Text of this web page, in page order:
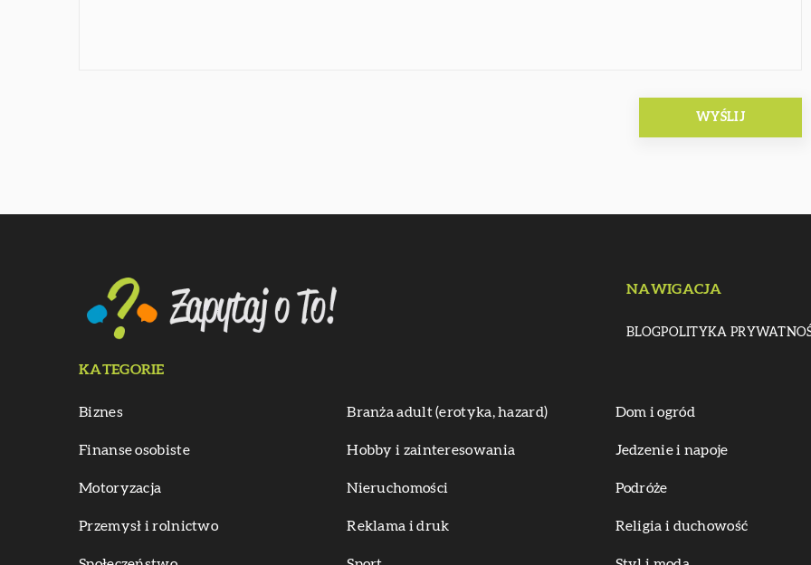
NAWIGACJA
BLOGPOLITYKA
KATEGORIE
Biznes Branża adult (erotyka, hazard) Dom i ogród
Finanse osobiste Hobby i zainteresowania Jedzenie i napoje
Motoryzacja Nieruchomości Podróże
Przemysł i rolnictwo Reklama i druk Religia i duchowość